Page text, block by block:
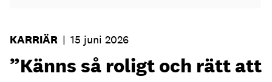
KARRIÄR | 15 juni 2026
”Känns så roligt och rätt att